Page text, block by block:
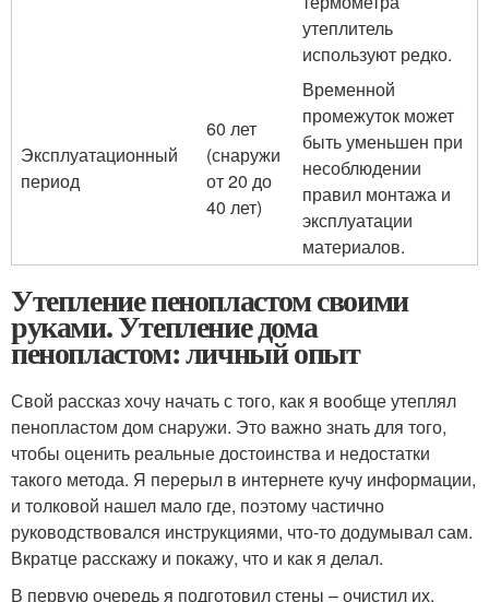
утеплитель
используют редко.
Эксплуатационный
период
60 лет
(снаружи
от 20 до
40 лет)
Временной
промежуток может
быть уменьшен при
несоблюдении
правил монтажа и
эксплуатации
материалов.
Утепление пенопластом своими
руками. Утепление дома
пенопластом: личный опыт
Свой рассказ хочу начать с того, как я вообще утеплял
пенопластом дом снаружи. Это важно знать для того,
чтобы оценить реальные достоинства и недостатки
такого метода. Я перерыл в интернете кучу информации,
и толковой нашел мало где, поэтому частично
руководствовался инструкциями, что-то додумывал сам.
Вкратце расскажу и покажу, что и как я делал.
В первую очередь я подготовил стены – очистил их,